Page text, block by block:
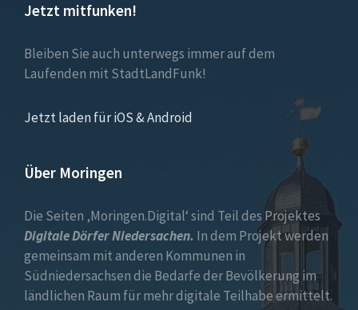
Jetzt mitfunken!
Bleiben Sie auch unterwegs immer auf dem
Laufenden mit StadtLandFunk!
Jetzt laden für iOS & Android
Über Moringen
Die Seiten ‚Moringen.Digital‘ sind Teil des Projektes
Digitale Dörfer Niedersachen. In dem Projekt werden
gemeinsam mit anderen Kommunen in
Südniedersachsen die Bedarfe der Bevölkerung im
ländlichen Raum für mehr digitale Teilhabe ermittelt.